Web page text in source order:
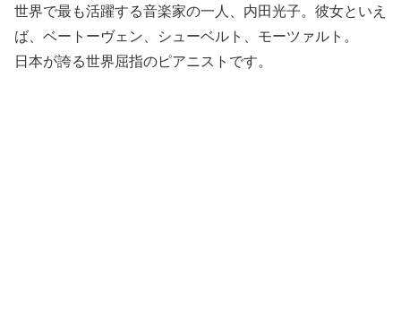
世界で最も活躍する音楽家の一人、内田光子。彼女といえ
ば、ベートーヴェン、シューベルト、モーツァルト。
日本が誇る世界屈指のピアニストです。